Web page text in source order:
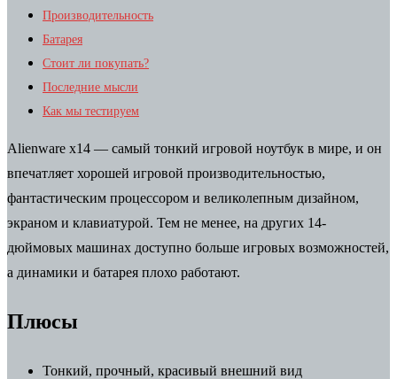
Производительность
Батарея
Стоит ли покупать?
Последние мысли
Как мы тестируем
Alienware x14 — самый тонкий игровой ноутбук в мире, и он
впечатляет хорошей игровой производительностью,
фантастическим процессором и великолепным дизайном,
экраном и клавиатурой. Тем не менее, на других 14-
дюймовых машинах доступно больше игровых возможностей,
а динамики и батарея плохо работают.
Плюсы
Тонкий, прочный, красивый внешний вид